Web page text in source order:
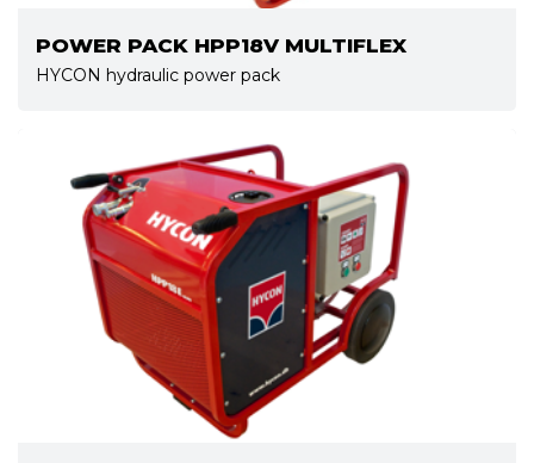
POWER PACK HPP18V MULTIFLEX
HYCON hydraulic power pack